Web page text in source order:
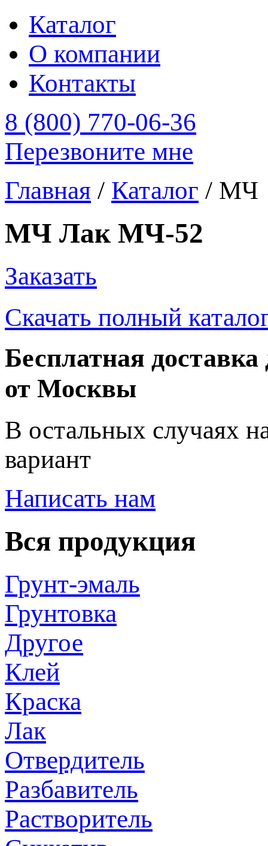
Каталог
О компании
Контакты
8 (800) 770-06-36
Перезвоните мне
Главная / Каталог / МЧ
МЧ Лак МЧ-52
Заказать
Скачать полный
Бесплатная доставка
от Москвы
В остальных случаях
вариант
Написать нам
Вся продукция
Грунт-эмаль
Грунтовка
Другое
Клей
Краска
Лак
Отвердитель
Разбавитель
Растворитель